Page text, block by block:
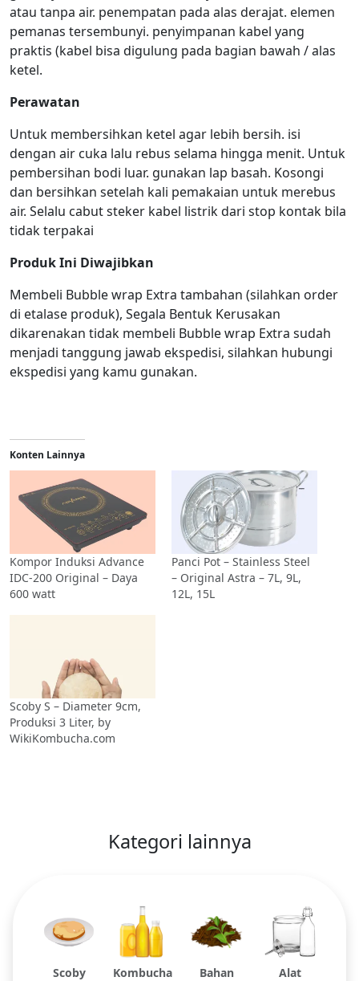
atau tanpa air. penempatan pada alas derajat. elemen
pemanas tersembunyi. penyimpanan kabel yang
praktis (kabel bisa digulung pada bagian bawah / alas
ketel.
Perawatan
Untuk membersihkan ketel agar lebih bersih. isi
dengan air cuka lalu rebus selama hingga menit. Untuk
pembersihan bodi luar. gunakan lap basah. Kosongi
dan bersihkan setelah kali pemakaian untuk merebus
air. Selalu cabut steker kabel listrik dari stop kontak bila
tidak terpakai
Produk Ini Diwajibkan
Membeli Bubble wrap Extra tambahan (silahkan order
di etalase produk), Segala Bentuk Kerusakan
dikarenakan tidak membeli Bubble wrap Extra sudah
menjadi tanggung jawab ekspedisi, silahkan hubungi
ekspedisi yang kamu gunakan.
Konten Lainnya
Kompor Induksi Advance
IDC-200 Original – Daya
600 watt
Panci Pot – Stainless Steel
– Original Astra – 7L, 9L,
12L, 15L
Scoby S – Diameter 9cm,
Produksi 3 Liter, by
WikiKombucha.com
Kategori lainnya
Scoby Kombucha Bahan Alat